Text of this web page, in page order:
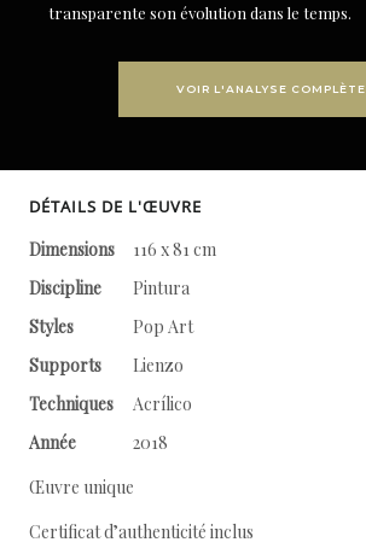
transparente son évolution dans le temps.
VOIR L'ANALYSE COMPLÈTE
DÉTAILS DE L'ŒUVRE
Dimensions
116 x 81 cm
Discipline
Pintura
Styles
Pop Art
Supports
Lienzo
Techniques
Acrílico
Année
2018
Œuvre unique
Certificat d’authenticité inclus